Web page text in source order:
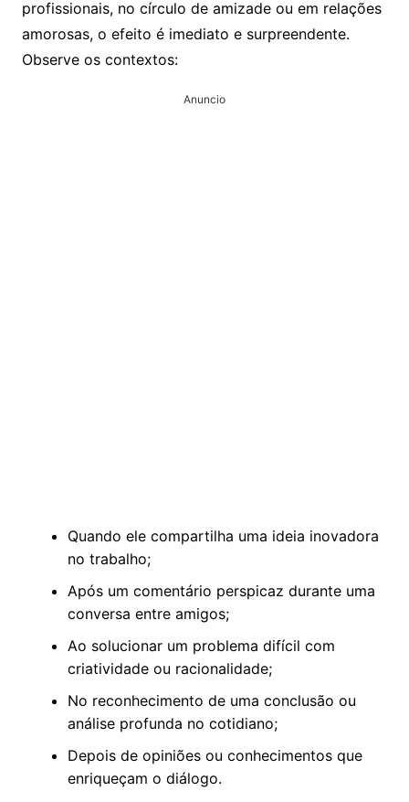
profissionais, no círculo de amizade ou em relações
amorosas, o efeito é imediato e surpreendente.
Observe os contextos:
Anuncio
Quando ele compartilha uma ideia inovadora
no trabalho;
Após um comentário perspicaz durante uma
conversa entre amigos;
Ao solucionar um problema difícil com
criatividade ou racionalidade;
No reconhecimento de uma conclusão ou
análise profunda no cotidiano;
Depois de opiniões ou conhecimentos que
enriqueçam o diálogo.